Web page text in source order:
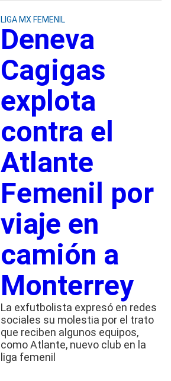
LIGA MX FEMENIL
Deneva
Cagigas
explota
contra el
Atlante
Femenil por
viaje en
camión a
Monterrey
La exfutbolista expresó en redes
sociales su molestia por el trato
que reciben algunos equipos,
como Atlante, nuevo club en la
liga femenil